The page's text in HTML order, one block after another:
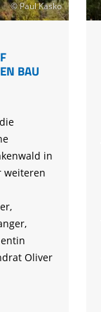
© Paul Kasko
BAU
in
weiteren
Oliver